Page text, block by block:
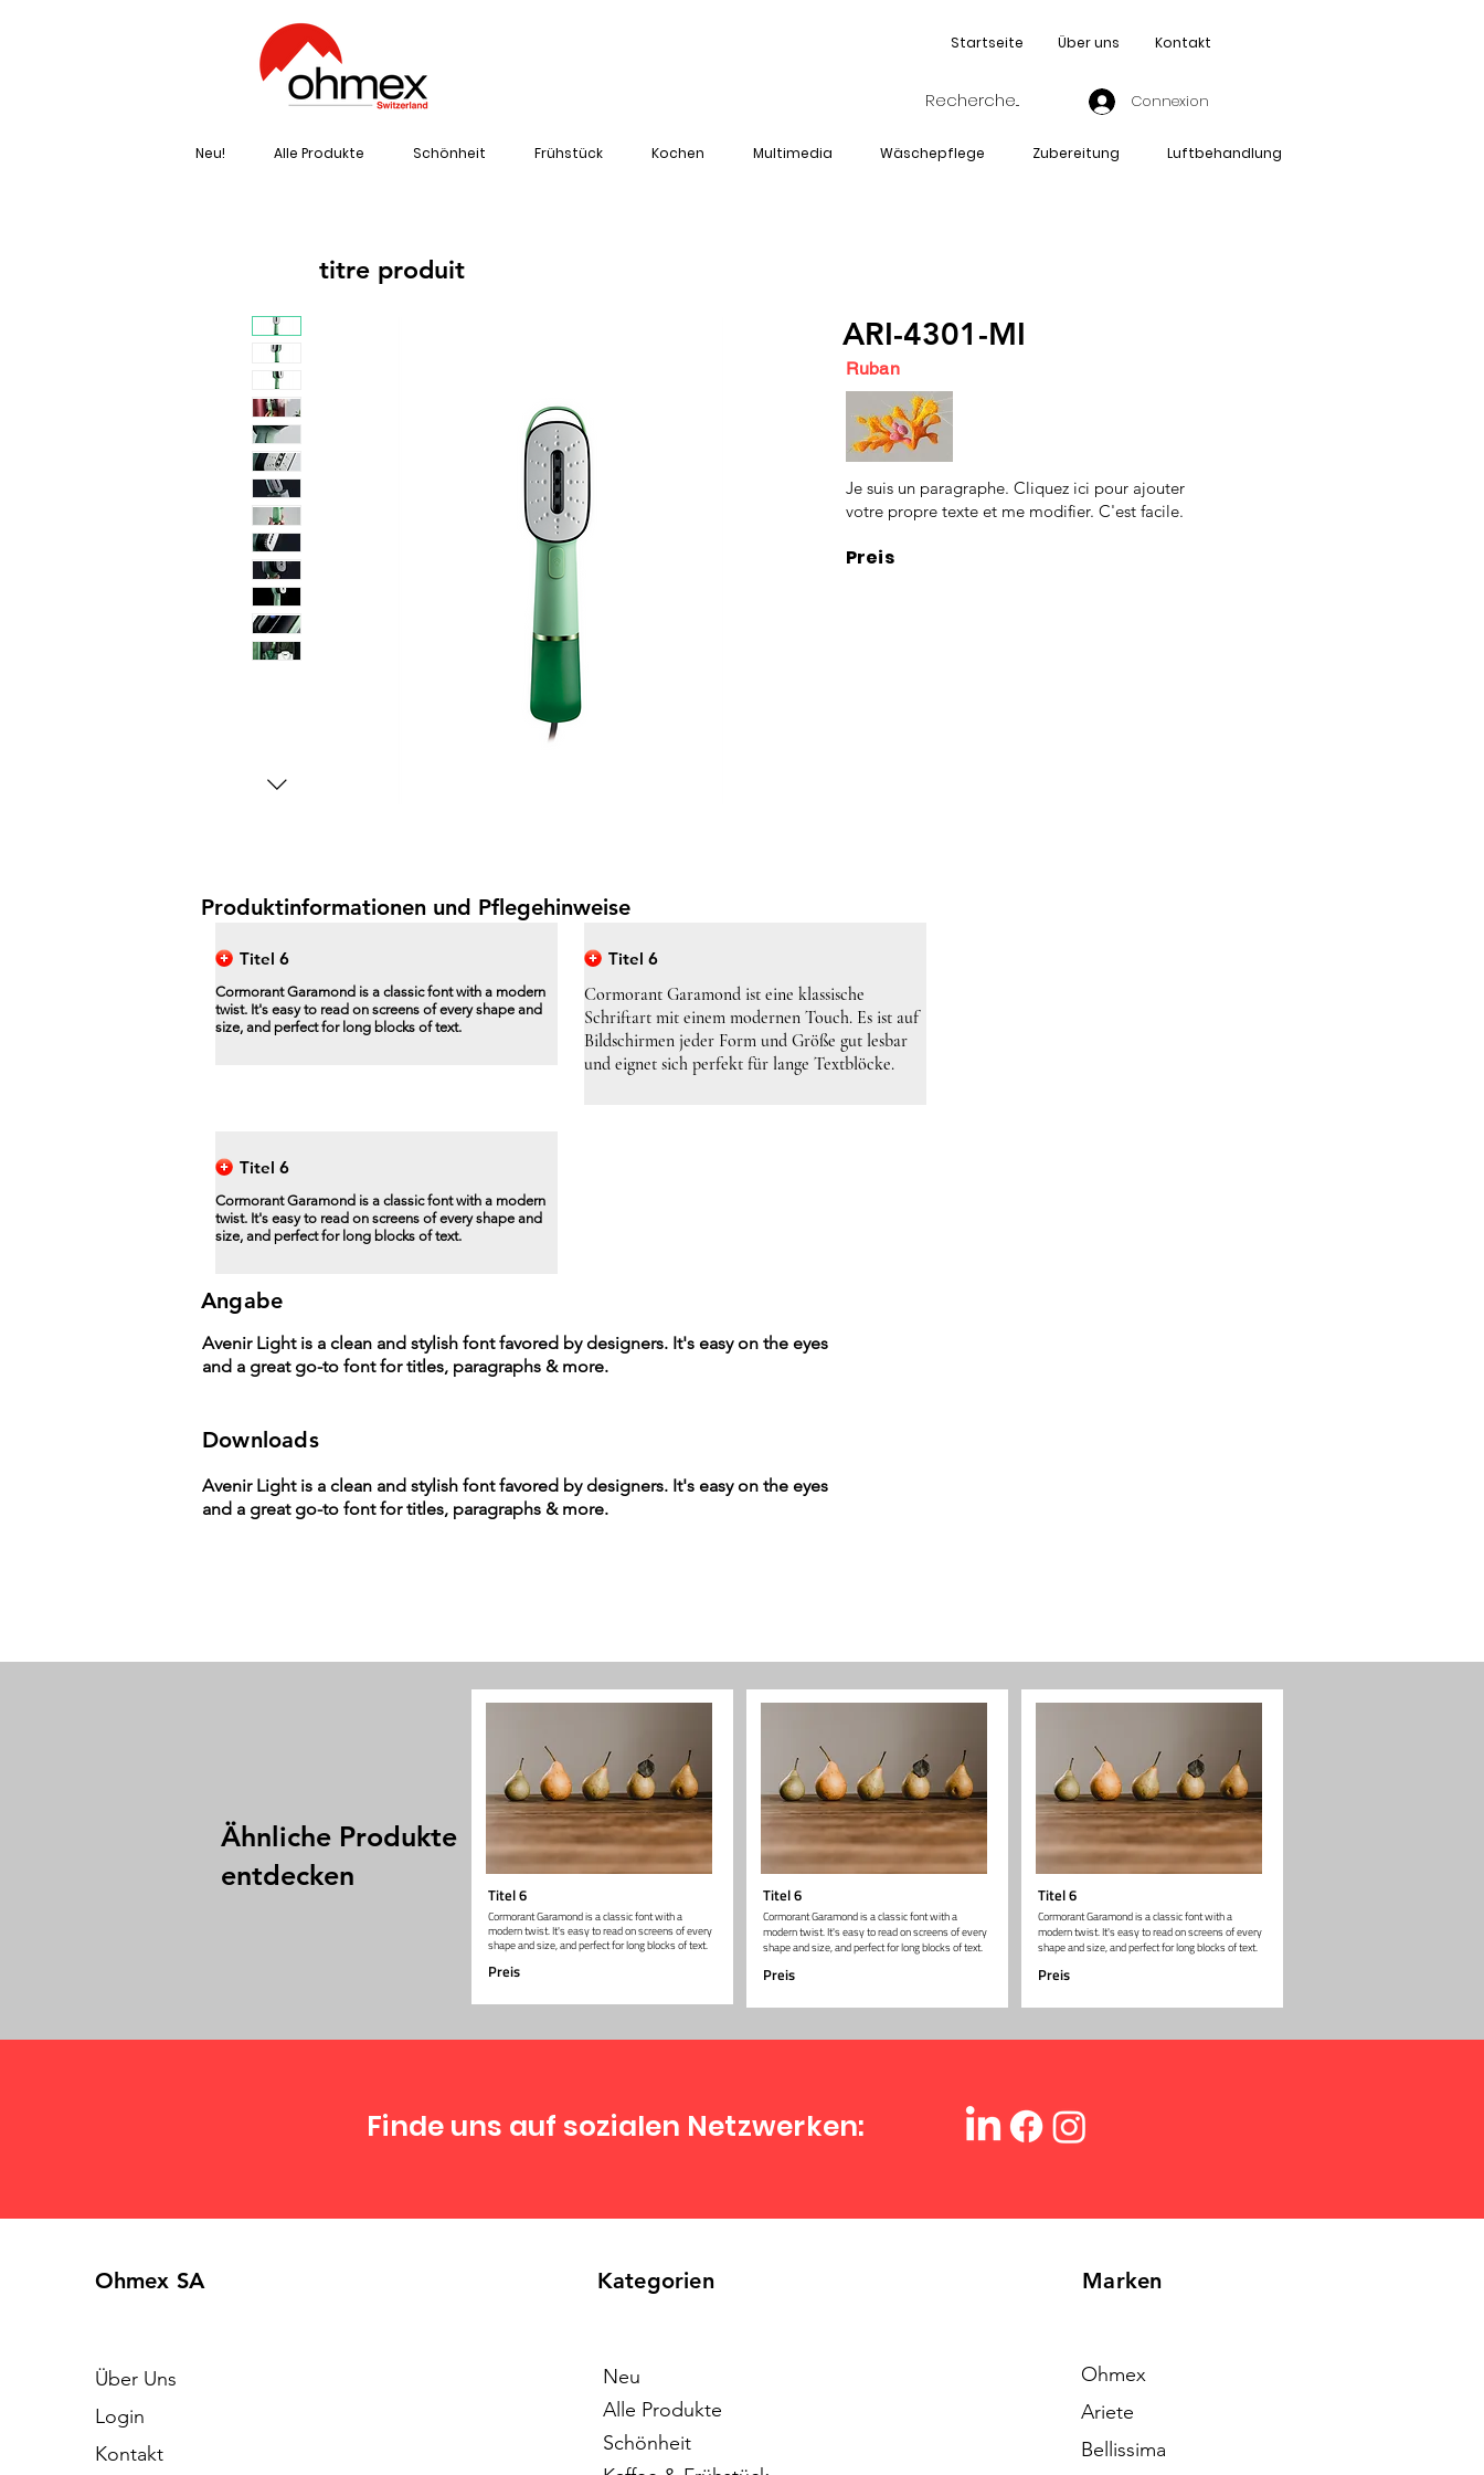
Startseite Über uns Kontakt
Connexion
Neu! Alle Produkte Schönheit Frühstück Kochen Multimedia Wäschepflege Zubereitung Luftbehandlung
titre produit
ARI-4301-MI
Je suis un paragraphe. Cliquez ici pour ajouter
votre propre texte et me modifier. C'est facile.
Preis
Ruban
Produktinformationen und Pflegehinweise
Titel 6
Cormorant Garamond is a classic font with a modern
twist. It's easy to read on screens of every shape and
size, and perfect for long blocks of text.
Titel 6
Cormorant Garamond ist eine klassische
Schriftart mit einem modernen Touch. Es ist auf
Bildschirmen jeder Form und Größe gut lesbar
und eignet sich perfekt für lange Textblöcke.
Titel 6
Cormorant Garamond is a classic font with a modern
twist. It's easy to read on screens of every shape and
size, and perfect for long blocks of text.
Angabe
Avenir Light is a clean and stylish font favored by designers. It's easy on the eyes
and a great go-to font for titles, paragraphs & more.
Downloads
Avenir Light is a clean and stylish font favored by designers. It's easy on the eyes
and a great go-to font for titles, paragraphs & more.
Ähnliche Produkte
entdecken
Titel 6
Cormorant Garamond is a classic font with a
modern twist. It's easy to read on screens of every
shape and size, and perfect for long blocks of text.
Preis
Titel 6
Cormorant Garamond is a classic font with a
modern twist. It's easy to read on screens of every
shape and size, and perfect for long blocks of text.
Preis
Titel 6
Cormorant Garamond is a classic font with a
modern twist. It's easy to read on screens of every
shape and size, and perfect for long blocks of text.
Preis
Finde uns auf sozialen Netzwerken:
Ohmex SA
Über Uns
Login
Kontakt
Kategorien
Neu
Alle Produkte
Schönheit
Marken
Ohmex
Ariete
Bellissima